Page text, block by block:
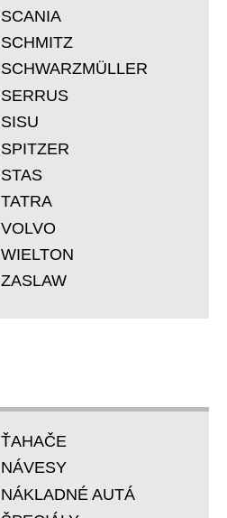
SCANIA
SCHMITZ
SCHWARZMÜLLER
SERRUS
SISU
SPITZER
STAS
TATRA
VOLVO
WIELTON
ZASLAW
ŤAHAČE
NÁVESY
NÁKLADNÉ AUTÁ